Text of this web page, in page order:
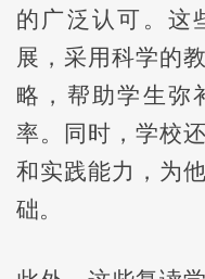
的广泛认可。这
展，采用科学的
略，帮助学生弥
率。同时，学校
和实践能力，为
础。